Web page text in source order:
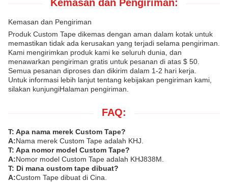
Kemasan dan Pengiriman:
Kemasan dan Pengiriman
Produk Custom Tape dikemas dengan aman dalam kotak untuk
memastikan tidak ada kerusakan yang terjadi selama pengiriman.
Kami mengirimkan produk kami ke seluruh dunia, dan
menawarkan pengiriman gratis untuk pesanan di atas $ 50.
Semua pesanan diproses dan dikirim dalam 1-2 hari kerja.
Untuk informasi lebih lanjut tentang kebijakan pengiriman kami,
silakan kunjungiHalaman pengiriman.
FAQ:
T: Apa nama merek Custom Tape?
A:Nama merek Custom Tape adalah KHJ.
T: Apa nomor model Custom Tape?
A:Nomor model Custom Tape adalah KHJ838M.
T: Di mana custom tape dibuat?
A:Custom Tape dibuat di Cina.